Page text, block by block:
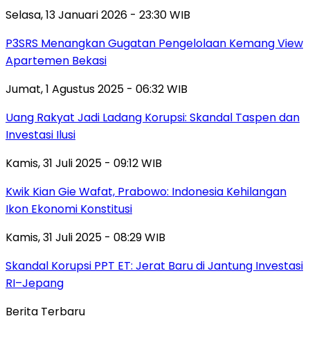
Selasa, 13 Januari 2026 - 23:30 WIB
P3SRS Menangkan Gugatan Pengelolaan Kemang View
Apartemen Bekasi
Jumat, 1 Agustus 2025 - 06:32 WIB
Uang Rakyat Jadi Ladang Korupsi: Skandal Taspen dan
Investasi Ilusi
Kamis, 31 Juli 2025 - 09:12 WIB
Kwik Kian Gie Wafat, Prabowo: Indonesia Kehilangan
Ikon Ekonomi Konstitusi
Kamis, 31 Juli 2025 - 08:29 WIB
Skandal Korupsi PPT ET: Jerat Baru di Jantung Investasi
RI–Jepang
Berita Terbaru